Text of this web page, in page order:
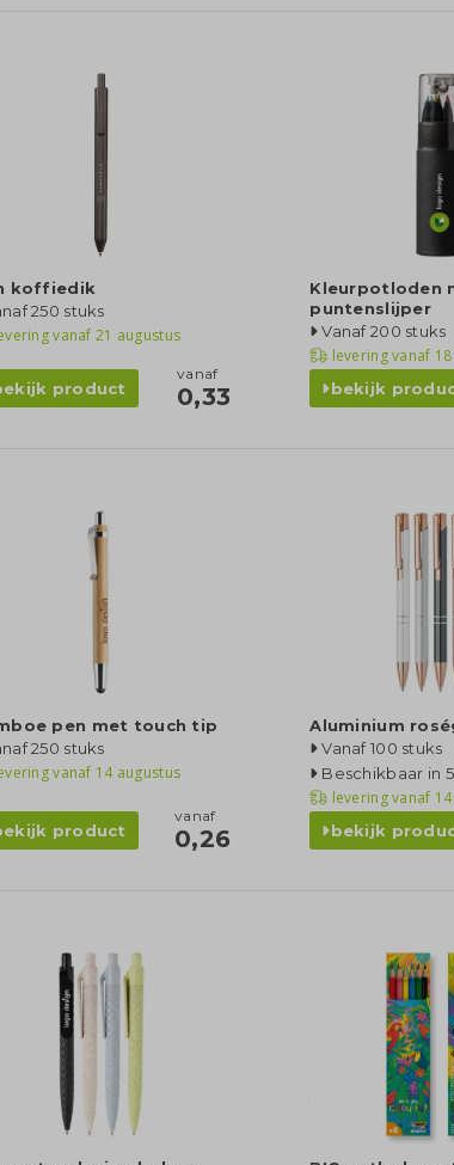
koffiedik
250 stuks
vanaf 21 augustus
product
vanaf
0,33
Kleurpotloden
puntenslijper
Vanaf 200 stuks
levering vanaf
bekijk
pen met touch tip
250 stuks
vanaf 14 augustus
product
vanaf
0,26
Aluminium
Vanaf 100 stuks
Beschikbaar in
levering vanaf
bekijk